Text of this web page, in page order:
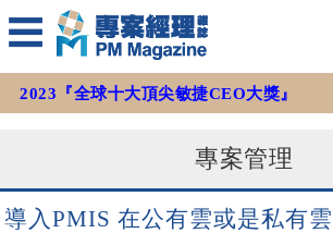
2023『全球十大頂尖敏捷CEO大獎』
專案管理
導入PMIS 在公有雲或是私有雲